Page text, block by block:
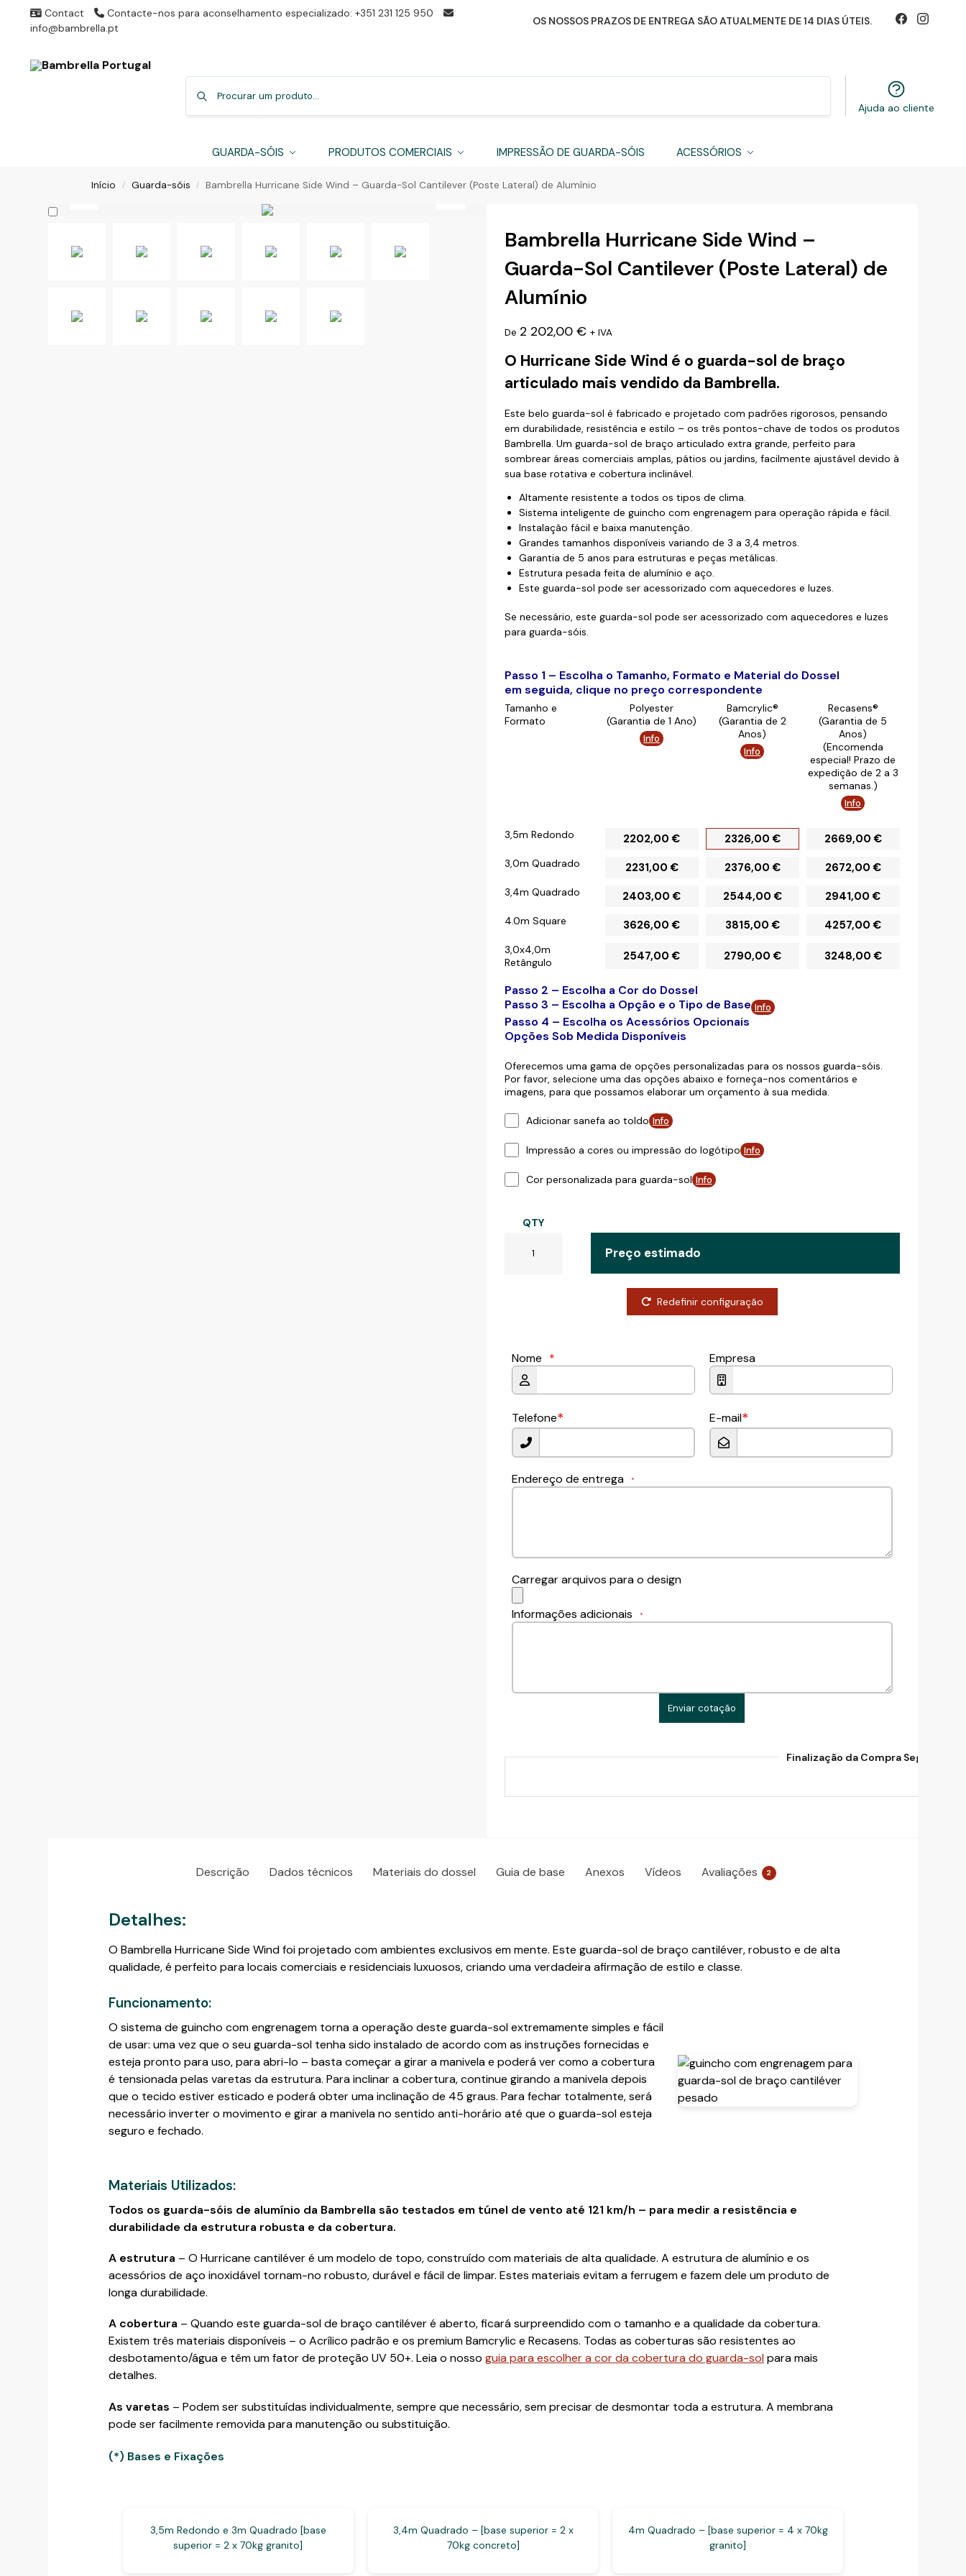
Contact
Contacte-nos para aconselhamento especializado: +351 231 125 950
info@bambrella.pt
OS NOSSOS PRAZOS DE ENTREGA SÃO ATUALMENTE DE 14 DIAS ÚTEIS.
Ajuda ao cliente
GUARDA-SÓIS PRODUTOS COMERCIAIS IMPRESSÃO DE GUARDA-SÓIS ACESSÓRIOS
Início / Guarda-sóis / Bambrella Hurricane Side Wind – Guarda-Sol Cantilever (Poste Lateral) de Alumínio
Bambrella Hurricane Side Wind –
Guarda-Sol Cantilever (Poste Lateral) de
Alumínio
De 2 202,00 € + IVA
O Hurricane Side Wind é o guarda-sol de braço
articulado mais vendido da Bambrella.
Este belo guarda-sol é fabricado e projetado com padrões rigorosos, pensando
em durabilidade, resistência e estilo – os três pontos-chave de todos os produtos
Bambrella. Um guarda-sol de braço articulado extra grande, perfeito para
sombrear áreas comerciais amplas, pátios ou jardins, facilmente ajustável devido à
sua base rotativa e cobertura inclinável.
Altamente resistente a todos os tipos de clima.
Sistema inteligente de guincho com engrenagem para operação rápida e fácil.
Instalação fácil e baixa manutenção.
Grandes tamanhos disponíveis variando de 3 a 3,4 metros.
Garantia de 5 anos para estruturas e peças metálicas.
Estrutura pesada feita de alumínio e aço.
Este guarda-sol pode ser acessorizado com aquecedores e luzes.
Se necessário, este guarda-sol pode ser acessorizado com aquecedores e luzes
para guarda-sóis.
Passo 1 – Escolha o Tamanho, Formato e Material do Dossel
em seguida, clique no preço correspondente
Tamanho e
Formato
Polyester
(Garantia de 1 Ano)
Info
Bamcrylic®
(Garantia de 2
Anos)
Info
Recasens®
(Garantia de 5
Anos)
(Encomenda
especial! Prazo de
expedição de 2 a 3
semanas.)
Info
3,5m Redondo 2202,00 € 2326,00 € 2669,00 €
3,0m Quadrado 2231,00 € 2376,00 € 2672,00 €
3,4m Quadrado 2403,00 € 2544,00 € 2941,00 €
4.0m Square 3626,00 € 3815,00 € 4257,00 €
3,0x4,0m
Retângulo
2547,00 € 2790,00 € 3248,00 €
Passo 2 – Escolha a Cor do Dossel
Passo 3 – Escolha a Opção e o Tipo de Base Info
Passo 4 – Escolha os Acessórios Opcionais
Opções Sob Medida Disponíveis
Oferecemos uma gama de opções personalizadas para os nossos guarda-sóis.
Por favor, selecione uma das opções abaixo e forneça-nos comentários e
imagens, para que possamos elaborar um orçamento à sua medida.
Adicionar sanefa ao toldo Info
Impressão a cores ou impressão do logótipo Info
Cor personalizada para guarda-sol Info
QTY
Preço estimado
Redefinir configuração
Nome * Empresa
Telefone* E-mail*
Endereço de entrega *
Carregar arquivos para o design
Informações adicionais *
Enviar cotação
Finalização da Compra Segura
Descrição Dados técnicos Materiais do dossel Guia de base Anexos Vídeos Avaliações 2
Detalhes:
O Bambrella Hurricane Side Wind foi projetado com ambientes exclusivos em mente. Este guarda-sol de braço cantiléver, robusto e de alta
qualidade, é perfeito para locais comerciais e residenciais luxuosos, criando uma verdadeira afirmação de estilo e classe.
Funcionamento:
O sistema de guincho com engrenagem torna a operação deste guarda-sol extremamente simples e fácil
de usar: uma vez que o seu guarda-sol tenha sido instalado de acordo com as instruções fornecidas e
esteja pronto para uso, para abri-lo – basta começar a girar a manivela e poderá ver como a cobertura
é tensionada pelas varetas da estrutura. Para inclinar a cobertura, continue girando a manivela depois
que o tecido estiver esticado e poderá obter uma inclinação de 45 graus. Para fechar totalmente, será
necessário inverter o movimento e girar a manivela no sentido anti-horário até que o guarda-sol esteja
seguro e fechado.
Materiais Utilizados:
Todos os guarda-sóis de alumínio da Bambrella são testados em túnel de vento até 121 km/h – para medir a resistência e
durabilidade da estrutura robusta e da cobertura.
A estrutura – O Hurricane cantiléver é um modelo de topo, construído com materiais de alta qualidade. A estrutura de alumínio e os
acessórios de aço inoxidável tornam-no robusto, durável e fácil de limpar. Estes materiais evitam a ferrugem e fazem dele um produto de
longa durabilidade.
A cobertura – Quando este guarda-sol de braço cantiléver é aberto, ficará surpreendido com o tamanho e a qualidade da cobertura.
Existem três materiais disponíveis – o Acrílico padrão e os premium Bamcrylic e Recasens. Todas as coberturas são resistentes ao
desbotamento/água e têm um fator de proteção UV 50+. Leia o nosso guia para escolher a cor da cobertura do guarda-sol para mais
detalhes.
As varetas – Podem ser substituídas individualmente, sempre que necessário, sem precisar de desmontar toda a estrutura. A membrana
pode ser facilmente removida para manutenção ou substituição.
(*) Bases e Fixações
3,5m Redondo e 3m Quadrado [base
superior = 2 x 70kg granito]
3,4m Quadrado – [base superior = 2 x
70kg concreto]
4m Quadrado – [base superior = 4 x 70kg
granito]